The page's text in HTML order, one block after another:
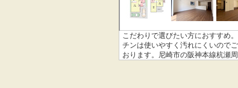
こだわりで選びたい方におすすめ
チンは使いやすく汚れにくいので
おります。尼崎市の阪神本線杭瀬